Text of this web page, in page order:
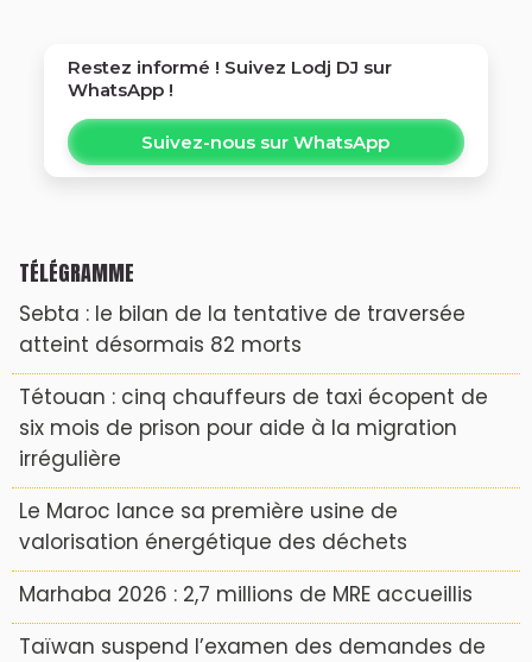
Restez informé ! Suivez Lodj DJ sur
WhatsApp !
Suivez-nous sur WhatsApp
TÉLÉGRAMME
Sebta : le bilan de la tentative de traversée
atteint désormais 82 morts
Tétouan : cinq chauffeurs de taxi écopent de
six mois de prison pour aide à la migration
irrégulière
Le Maroc lance sa première usine de
valorisation énergétique des déchets
Marhaba 2026 : 2,7 millions de MRE accueillis
Taïwan suspend l’examen des demandes de